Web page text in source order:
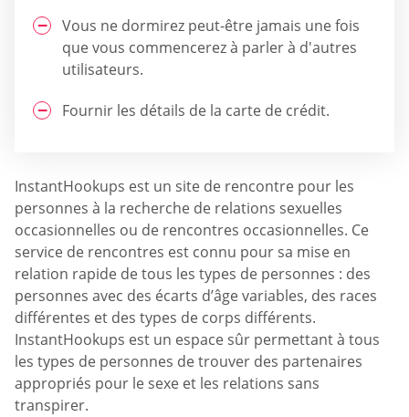
Vous ne dormirez peut-être jamais une fois
que vous commencerez à parler à d'autres
utilisateurs.
Fournir les détails de la carte de crédit.
InstantHookups est un site de rencontre pour les
personnes à la recherche de relations sexuelles
occasionnelles ou de rencontres occasionnelles. Ce
service de rencontres est connu pour sa mise en
relation rapide de tous les types de personnes : des
personnes avec des écarts d’âge variables, des races
différentes et des types de corps différents.
InstantHookups est un espace sûr permettant à tous
les types de personnes de trouver des partenaires
appropriés pour le sexe et les relations sans
transpirer.